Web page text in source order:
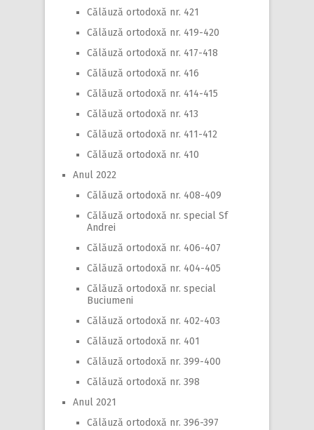
Călăuză ortodoxă nr. 421
Călăuză ortodoxă nr. 419-420
Călăuză ortodoxă nr. 417-418
Călăuză ortodoxă nr. 416
Călăuză ortodoxă nr. 414-415
Călăuză ortodoxă nr. 413
Călăuză ortodoxă nr. 411-412
Călăuză ortodoxă nr. 410
Anul 2022
Călăuză ortodoxă nr. 408-409
Călăuză ortodoxă nr. special Sf
Andrei
Călăuză ortodoxă nr. 406-407
Călăuză ortodoxă nr. 404-405
Călăuză ortodoxă nr. special
Buciumeni
Călăuză ortodoxă nr. 402-403
Călăuză ortodoxă nr. 401
Călăuză ortodoxă nr. 399-400
Călăuză ortodoxă nr. 398
Anul 2021
Călăuză ortodoxă nr. 396-397